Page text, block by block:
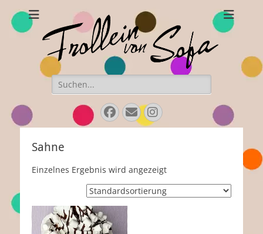
Frollein von Sofa
Handgefertigte Hüte und Accessoires
Suchen
nach:
Facebook
E-
Mail
Instagram
Sahne
Einzelnes Ergebnis wird angezeigt